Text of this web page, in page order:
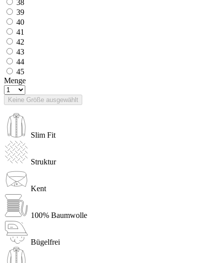
38
39
40
41
42
43
44
45
Menge
Keine Größe ausgewählt
Slim Fit
Struktur
Kent
100% Baumwolle
Bügelfrei